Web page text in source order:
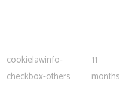
cookielawinfo-
checkbox-others
11
months